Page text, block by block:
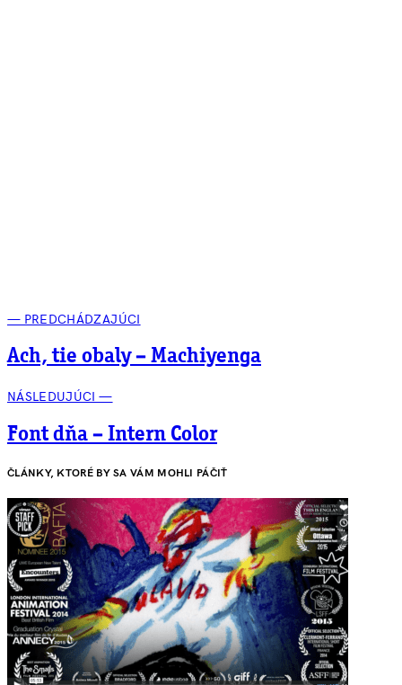
— PREDCHÁDZAJÚCI
Ach, tie obaly – Machiyenga
NÁSLEDUJÚCI —
Font dňa – Intern Color
ČLÁNKY, KTORÉ BY SA VÁM MOHLI PÁČIŤ